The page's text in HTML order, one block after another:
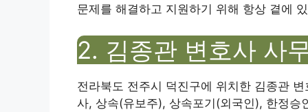
문제를 해결하고 지원하기 위해 항상 곁에
2. 김종관 변호사 사
전라북도 전주시 덕진구에 위치한 김종관
사, 상속(유보주), 상속포기(외국인), 한정승